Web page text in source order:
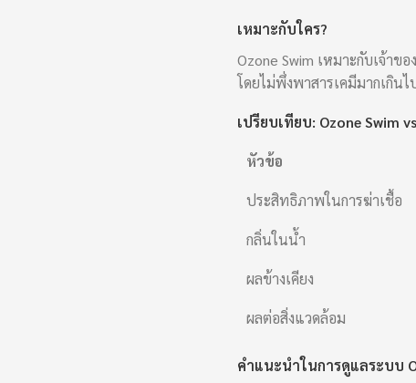
เหมาะกับใคร?
Ozone Swim เหมาะกับเจ้า
โดยไม่พึ่งพาสารเคมีมากเกิน
เปรียบเทียบ: Ozone Swim
หัวข้อ
ประสิทธิภาพในการฆ่าเชื้อ
กลิ่นในน้ำ
ผลข้างเคียง
ผลต่อสิ่งแวดล้อม
คำแนะนำในการดูแลระบบ